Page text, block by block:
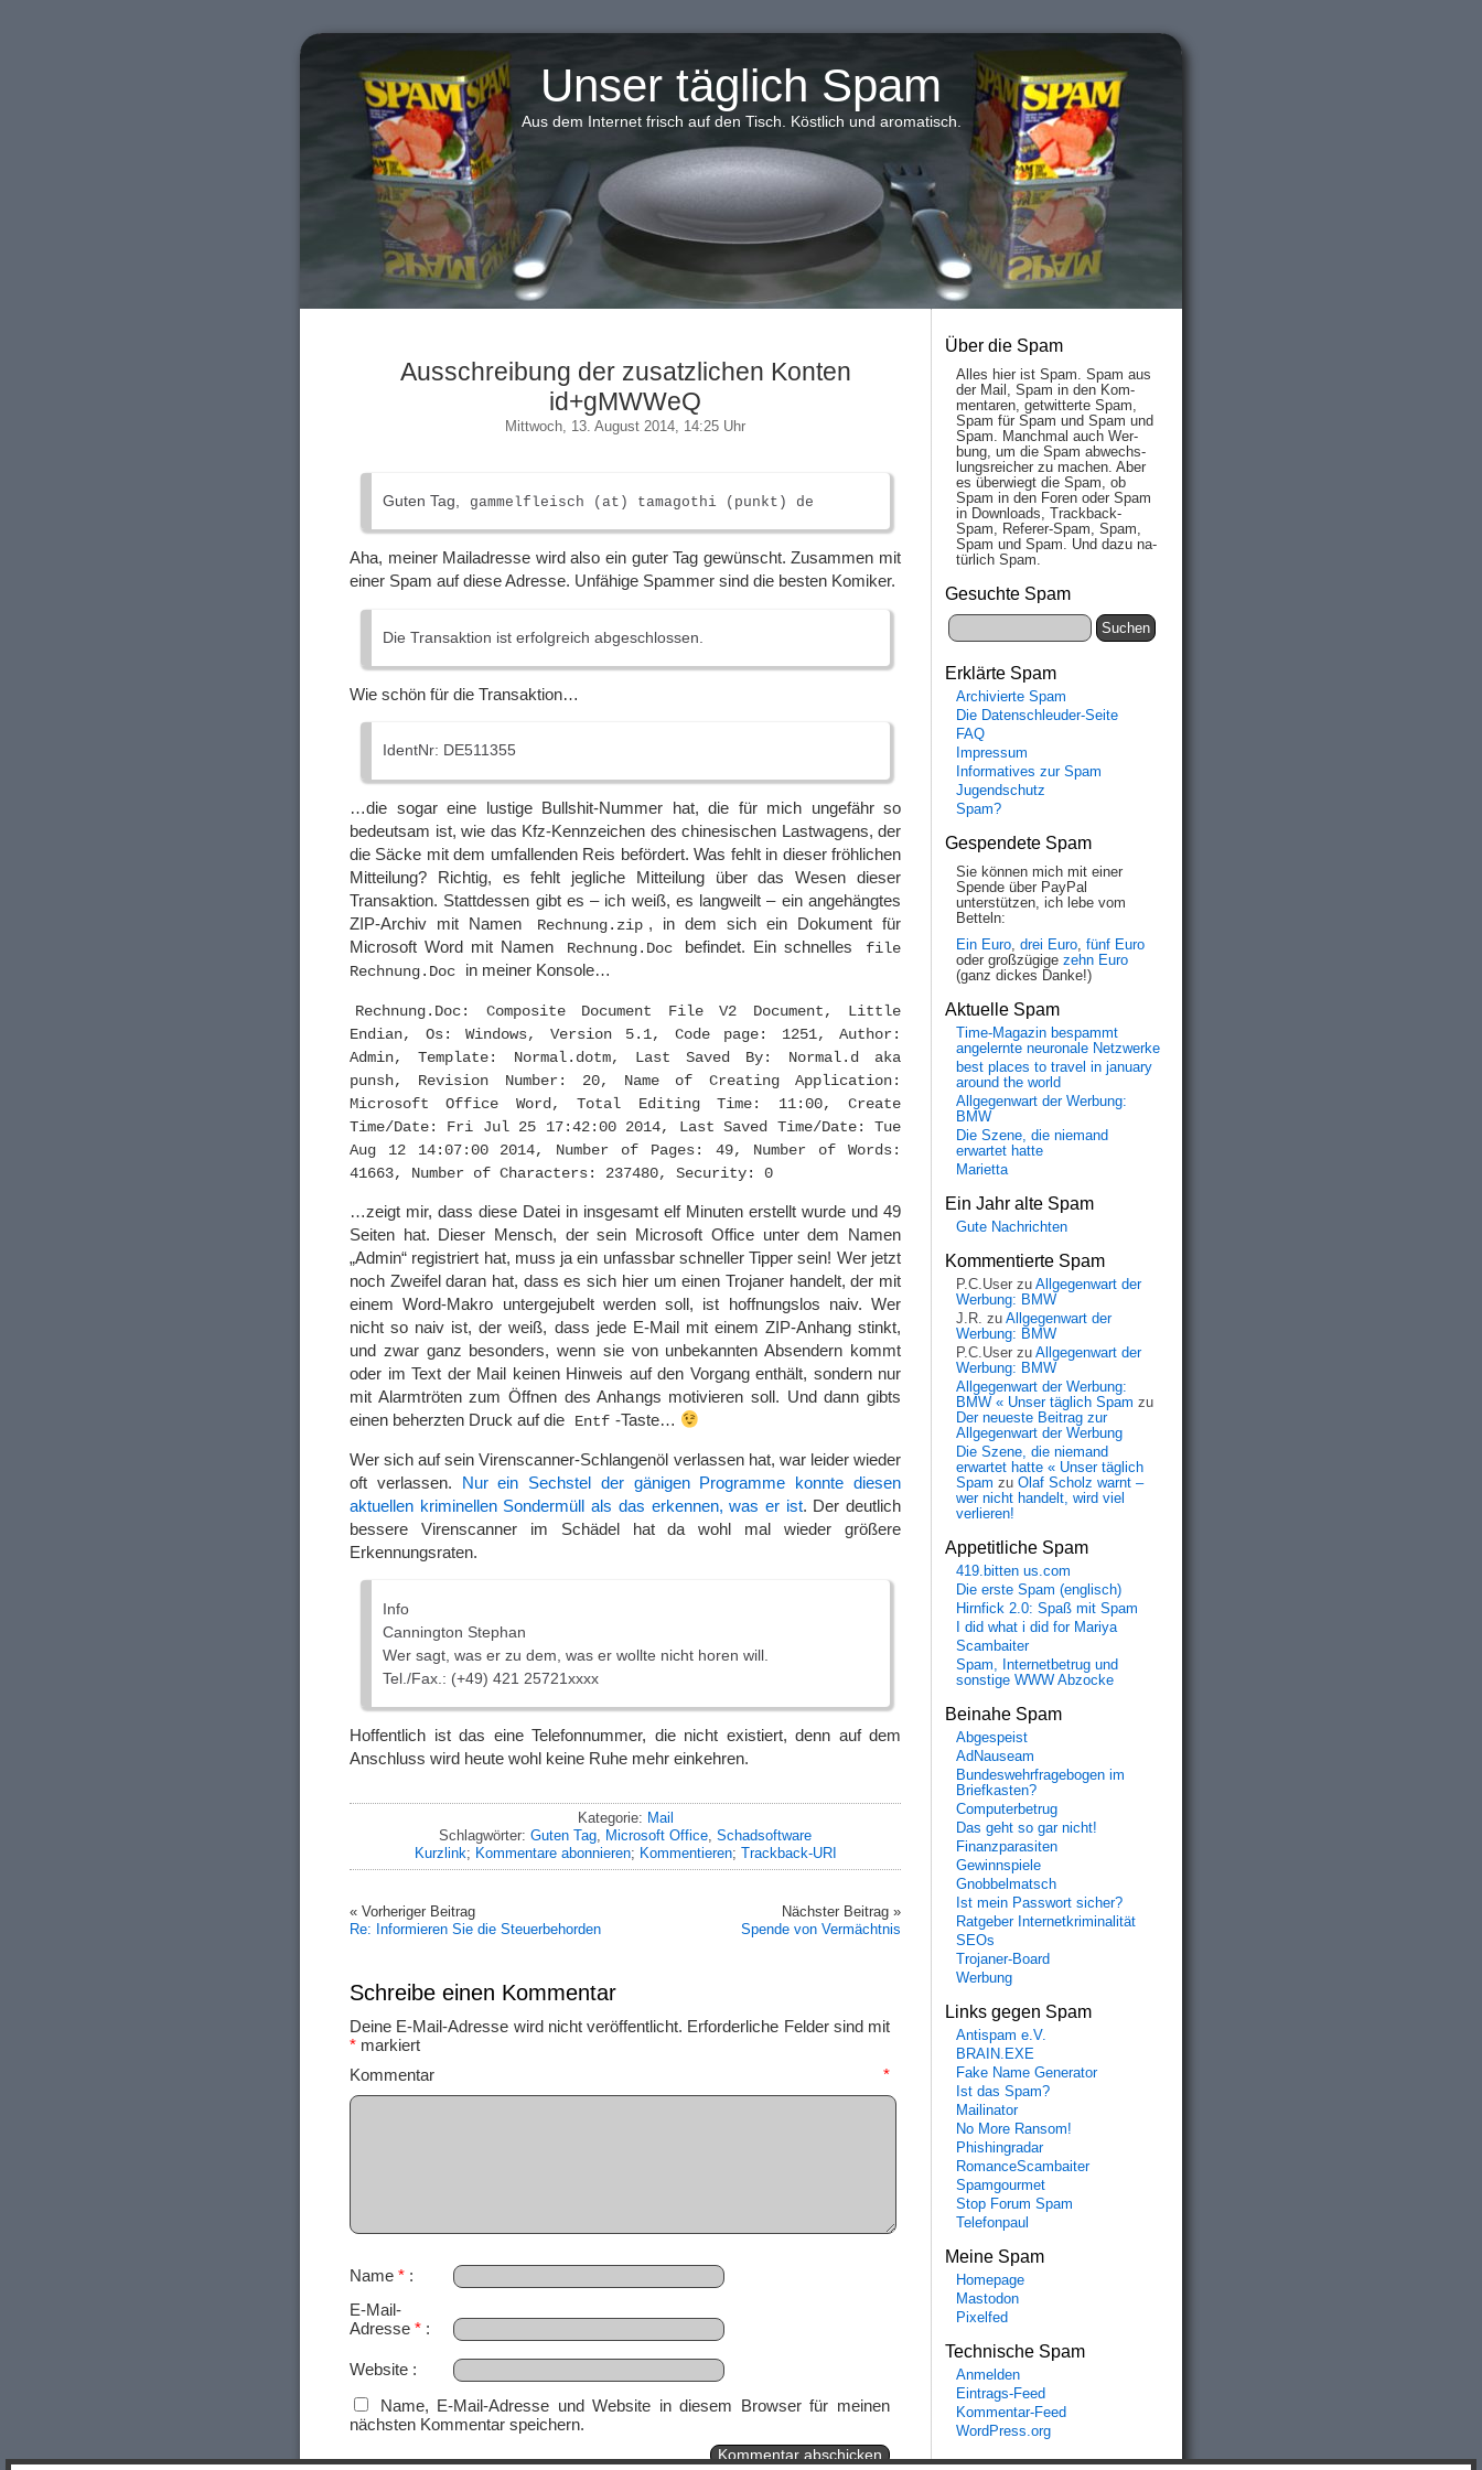
Unser täglich Spam
Aus dem Internet frisch auf den Tisch. Köstlich und aromatisch.
Ausschreibung der zusatzlichen Konten
id+gMWWeQ
Mittwoch, 13. August 2014, 14:25 Uhr
Guten Tag, gammelfleisch (at) tamagothi (punkt) de
Aha, meiner Mailadresse wird also ein guter Tag gewünscht. Zusammen mit
einer Spam auf diese Adresse. Unfähige Spammer sind die besten Komiker.
Die Transaktion ist erfolgreich abgeschlossen.
Wie schön für die Transaktion…
IdentNr: DE511355
…die sogar eine lustige Bullshit-Nummer hat, die für mich ungefähr so
bedeutsam ist, wie das Kfz-Kennzeichen des chinesischen Lastwagens, der
die Säcke mit dem umfallenden Reis befördert. Was fehlt in dieser fröhlichen
Mitteilung? Richtig, es fehlt jegliche Mitteilung über das Wesen dieser
Transaktion. Stattdessen gibt es – ich weiß, es langweilt – ein angehängtes
ZIP-Archiv mit Namen
Rechnung.zip , in dem sich ein Dokument für
Microsoft Word mit Namen
Rechnung.Doc befindet. Ein schnelles
file
Rechnung.Doc
in meiner Konsole…
Rechnung.Doc: Composite Document File V2 Document, Little
Endian, Os: Windows, Version 5.1, Code page: 1251, Author:
Admin, Template: Normal.dotm, Last Saved By: Normal.d aka
punsh, Revision Number: 20, Name of Creating Application:
Microsoft Office Word, Total Editing Time: 11:00, Create
Time/Date: Fri Jul 25 17:42:00 2014, Last Saved Time/Date: Tue
Aug 12 14:07:00 2014, Number of Pages: 49, Number of Words:
41663, Number of Characters: 237480, Security: 0
…zeigt mir, dass diese Datei in insgesamt elf Minuten erstellt wurde und 49
Seiten hat. Dieser Mensch, der sein Microsoft Office unter dem Namen
„Admin“ registriert hat, muss ja ein unfassbar schneller Tipper sein! Wer jetzt
noch Zweifel daran hat, dass es sich hier um einen Trojaner handelt, der mit
einem Word-Makro untergejubelt werden soll, ist hoffnungslos naiv. Wer
nicht so naiv ist, der weiß, dass jede E-Mail mit einem ZIP-Anhang stinkt,
und zwar ganz besonders, wenn sie von unbekannten Absendern kommt
oder im Text der Mail keinen Hinweis auf den Vorgang enthält, sondern nur
mit Alarmtröten zum Öffnen des Anhangs motivieren soll. Und dann gibts
einen beherzten Druck auf die
Entf -Taste…
Wer sich auf sein Virenscanner-Schlangenöl verlassen hat, war leider wieder
oft verlassen. Nur ein Sechstel der gänigen Programme konnte diesen
aktuellen kriminellen Sondermüll als das erkennen, was er ist. Der deutlich
bessere Virenscanner im Schädel hat da wohl mal wieder größere
Erkennungsraten.
Info
Cannington Stephan
Wer sagt, was er zu dem, was er wollte nicht horen will.
Tel./Fax.: (+49) 421 25721xxxx
Hoffentlich ist das eine Telefonnummer, die nicht existiert, denn auf dem
Anschluss wird heute wohl keine Ruhe mehr einkehren.
Kategorie: Mail
Schlagwörter: Guten Tag Microsoft Office Schadsoftware
Kurzlink; Kommentare abonnieren; Kommentieren; Trackback-URI
« Vorheriger Beitrag
Re: Informieren Sie die Steuerbehorden
Nächster Beitrag »
Spende von Vermächtnis
Schreibe einen Kommentar
Deine E-Mail-Adresse wird nicht veröffentlicht. Erforderliche Felder sind mit
* markiert
Kommentar *
Name *
E-Mail-
Adresse *
Website
Name, E-Mail-Adresse und Website in diesem Browser für meinen
nächsten Kommentar speichern.
Über die Spam
Alles hier ist Spam. Spam aus
der Mail, Spam in den Kom­
men­taren, ge­twit­ter­te Spam,
Spam für Spam und Spam und
Spam. Manch­mal auch Wer­
bung, um die Spam ab­wechs­
lungs­reich­er zu mach­en. Aber
es über­wiegt die Spam, ob
Spam in den Fo­ren oder Spam
in Down­loads, Track­back-
Spam, Re­fe­rer-Spam, Spam,
Spam und Spam. Und da­zu na­
tür­lich Spam.
Gesuchte Spam
Erklärte Spam
Archivierte Spam
Die Datenschleuder-Seite
FAQ
Impressum
Informatives zur Spam
Jugendschutz
Spam?
Gespendete Spam
Sie können mich mit einer
Spende über PayPal
unterstützen, ich lebe vom
Betteln:
Ein Euro, drei Euro, fünf Euro
oder großzügige zehn Euro
(ganz dickes Danke!)
Aktuelle Spam
Time-Magazin bespammt
angelernte neuronale Netzwerke
best places to travel in january
around the world
Allgegenwart der Werbung:
BMW
Die Szene, die niemand
erwartet hatte
Marietta
Ein Jahr alte Spam
Gute Nachrichten
Kommentierte Spam
P.C.User zu Allgegenwart der
Werbung: BMW
J.R. zu Allgegenwart der
Werbung: BMW
P.C.User zu Allgegenwart der
Werbung: BMW
Allgegenwart der Werbung:
BMW « Unser täglich Spam zu
Der neueste Beitrag zur
Allgegenwart der Werbung
Die Szene, die niemand
erwartet hatte « Unser täglich
Spam zu Olaf Scholz warnt –
wer nicht handelt, wird viel
verlieren!
Appetitliche Spam
419.bitten us.com
Die erste Spam (englisch)
Hirnfick 2.0: Spaß mit Spam
I did what i did for Mariya
Scambaiter
Spam, Internetbetrug und
sonstige WWW Abzocke
Beinahe Spam
Abgespeist
AdNauseam
Bundeswehrfragebogen im
Briefkasten?
Computerbetrug
Das geht so gar nicht!
Finanzparasiten
Gewinnspiele
Gnobbelmatsch
Ist mein Passwort sicher?
Ratgeber Internetkriminalität
SEOs
Trojaner-Board
Werbung
Links gegen Spam
Antispam e.V.
BRAIN.EXE
Fake Name Generator
Ist das Spam?
Mailinator
No More Ransom!
Phishingradar
RomanceScambaiter
Spamgourmet
Stop Forum Spam
Telefonpaul
Meine Spam
Homepage
Mastodon
Pixelfed
Technische Spam
Anmelden
Eintrags-Feed
Kommentar-Feed
WordPress.org